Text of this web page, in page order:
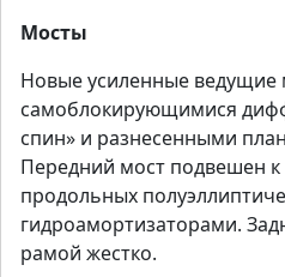
Мосты
Новые усиленные ведущие
самоблокирующимися
спин» и разнесенными
Передний мост подвешен к
продольных
гидроамортизаторами.
рамой жестко.